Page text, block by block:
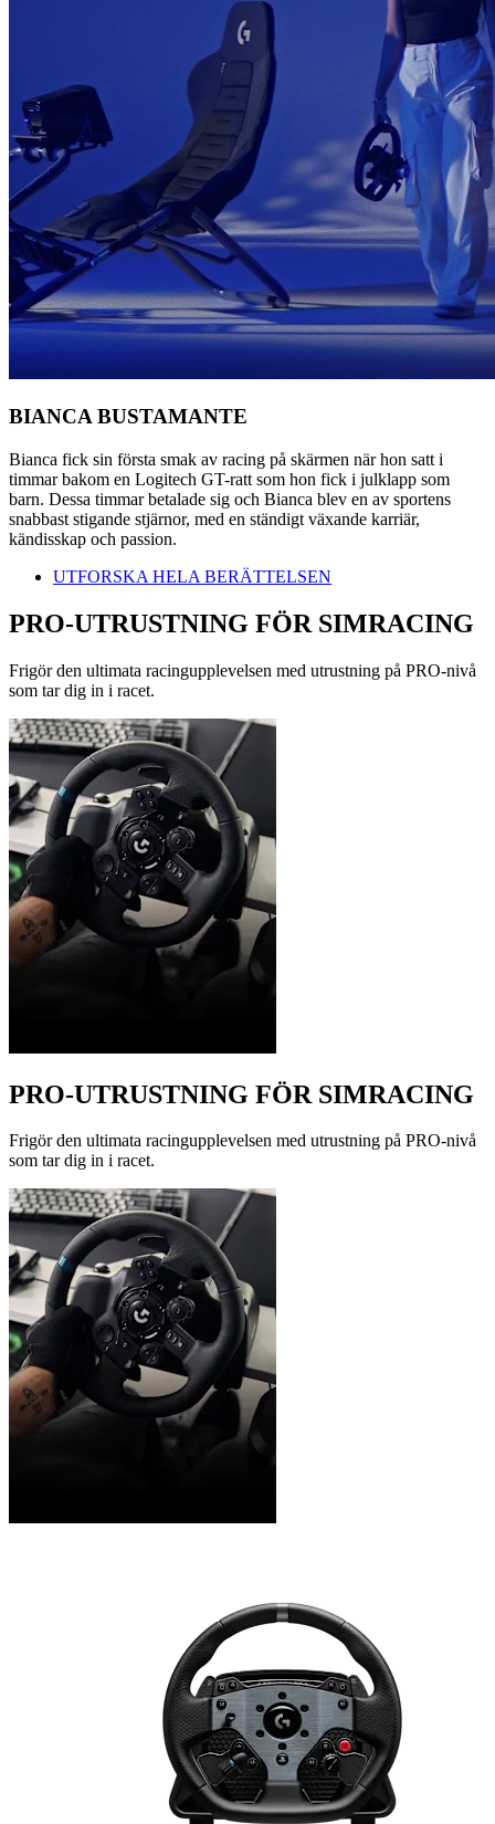
BIANCA BUSTAMANTE
Bianca fick sin första smak av racing på skärmen när hon satt i
timmar bakom en Logitech GT-ratt som hon fick i julklapp som
barn. Dessa timmar betalade sig och Bianca blev en av sportens
snabbast stigande stjärnor, med en ständigt växande karriär,
kändisskap och passion.
UTFORSKA HELA BERÄTTELSEN
PRO-UTRUSTNING FÖR SIMRACING
Frigör den ultimata racingupplevelsen med utrustning på PRO-nivå
som tar dig in i racet.
PRO-UTRUSTNING FÖR SIMRACING
Frigör den ultimata racingupplevelsen med utrustning på PRO-nivå
som tar dig in i racet.